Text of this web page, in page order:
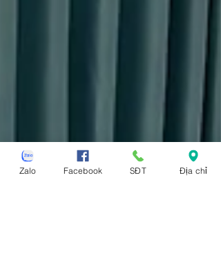
Zalo Facebook SĐT Địa chỉ